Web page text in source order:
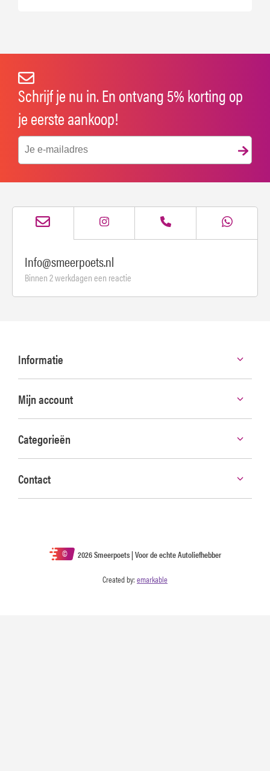
Schrijf je nu in. En ontvang 5% korting op
je eerste aankoop!
Info@smeerpoets.nl
Binnen 2 werkdagen een reactie
Informatie
Mijn account
Categorieën
Contact
© 2026 Smeerpoets | Voor de echte Autoliefhebber
Created by: emarkable